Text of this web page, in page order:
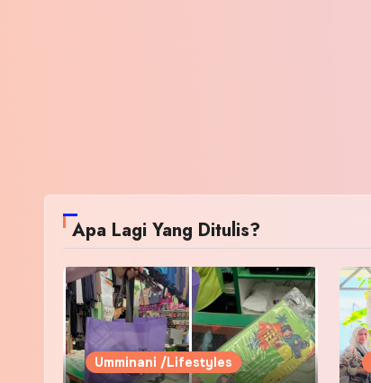
Apa Lagi Yang Ditulis?
Umminani /Lifestyles